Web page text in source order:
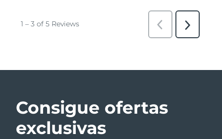
Consigue ofertas
exclusivas